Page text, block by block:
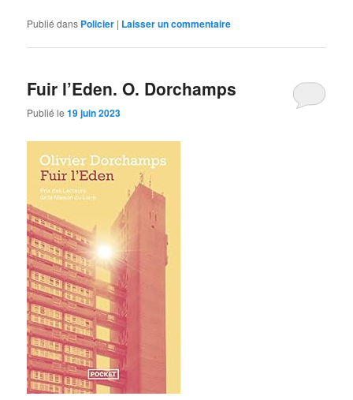
Publié dans Policier | Laisser un commentaire
Fuir l’Eden. O. Dorchamps
Publié le19 juin 2023